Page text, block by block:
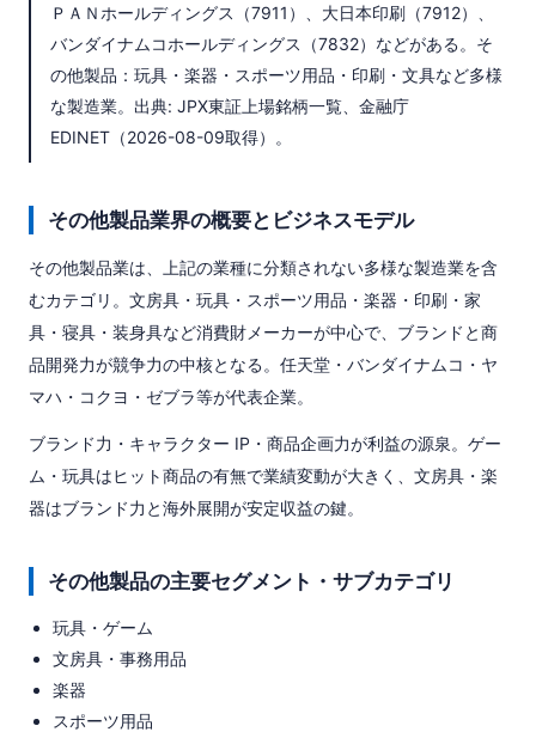
ＰＡＮホールディングス（7911）、大日本印刷（7912）、
バンダイナムコホールディングス（7832）などがある。そ
の他製品：玩具・楽器・スポーツ用品・印刷・文具など多様
な製造業。出典: JPX東証上場銘柄一覧、金融庁
EDINET（2026-08-09取得）。
その他製品業界の概要とビジネスモデル
その他製品業は、上記の業種に分類されない多様な製造業を含
むカテゴリ。文房具・玩具・スポーツ用品・楽器・印刷・家
具・寝具・装身具など消費財メーカーが中心で、ブランドと商
品開発力が競争力の中核となる。任天堂・バンダイナムコ・ヤ
マハ・コクヨ・ゼブラ等が代表企業。
ブランド力・キャラクター IP・商品企画力が利益の源泉。ゲー
ム・玩具はヒット商品の有無で業績変動が大きく、文房具・楽
器はブランド力と海外展開が安定収益の鍵。
その他製品の主要セグメント・サブカテゴリ
玩具・ゲーム
文房具・事務用品
楽器
スポーツ用品